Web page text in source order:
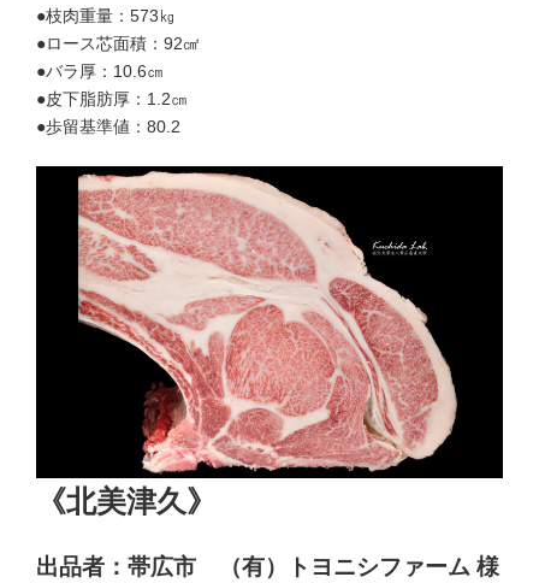
●枝肉重量：573㎏
●ロース芯面積：92㎠
●バラ厚：10.6㎝
●皮下脂肪厚：1.2㎝
●歩留基準値：80.2
《北美津久》
出品者：帯広市 （有）トヨニシファーム 様